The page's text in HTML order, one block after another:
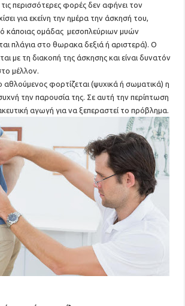
περισσότερες φορές δεν αφήνει τον
για εκείνη την ημέρα την άσκησή του,
κάποιας ομάδας μεσοπλεύριων μυών
πλάγια στο θωρακα δεξιά ή αριστερά). Ο
με τη διακοπή της άσκησης και είναι δυνατόν
μέλλον.
φορτίζεται (ψυχικά ή σωματικά) η
την παρουσία της. Σε αυτή την περίπτωση
αγωγή για να ξεπεραστεί το πρόβλημα.